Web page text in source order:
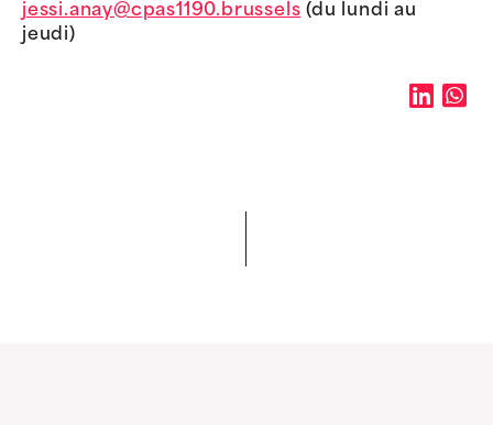
jessi.anay@cpas1190.brussels (du lundi au
jeudi)